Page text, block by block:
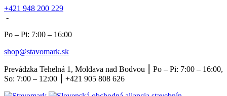
+421 948 200 229
-
Po – Pi: 7:00 – 16:00
shop@stavomark.sk
Prevádzka Tehelná 1, Moldava nad Bodvou ⎮ Po – Pi: 7:00 – 16:00,
So: 7:00 – 12:00 ⎮ +421 905 808 626